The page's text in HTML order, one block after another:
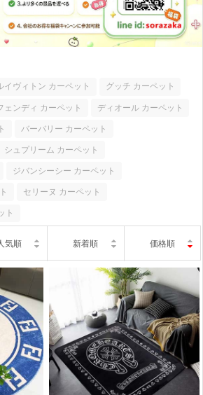
イヴィトン カーペット グッチ カーペット
ェンディ カーペット ディオール カーペット
バーバリー カーペット
シュプリーム カーペット
ジバンシーシー カーペット
セリーヌ カーペット
ト
気順 新着順 価格順